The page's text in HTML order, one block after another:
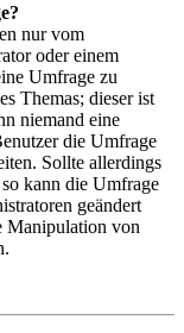
nur vom
oder einem
Umfrage zu
Themas; dieser ist
niemand eine
die Umfrage
Sollte allerdings
kann die Umfrage
geändert
Manipulation von